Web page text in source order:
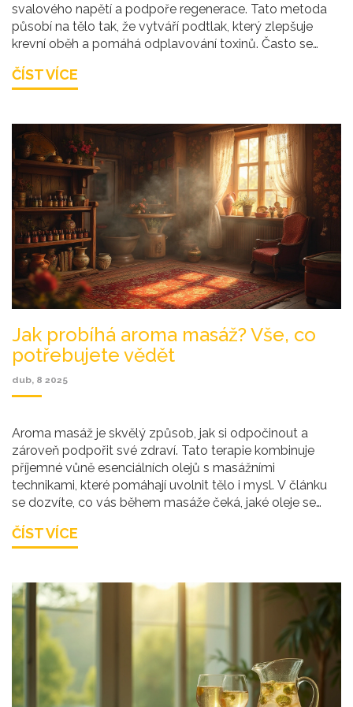
svalového napětí a podpoře regenerace. Tato metoda
působí na tělo tak, že vytváří podtlak, který zlepšuje
krevní oběh a pomáhá odplavování toxinů. Často se
stresu. V článku se dozvíte o přínosech baňkování, jak
ČÍST VÍCE
Jak probíhá aroma masáž? Vše, co
potřebujete vědět
dub, 8 2025
Aroma masáž je skvělý způsob, jak si odpočinout a
zároveň podpořit své zdraví. Tato terapie kombinuje
příjemné vůně esenciálních olejů s masážními
technikami, které pomáhají uvolnit tělo i mysl. V článku
se dozvíte, co vás během masáže čeká, jaké oleje se
Přinášíme praktické tipy, jak si aroma masáž plně
ČÍST VÍCE